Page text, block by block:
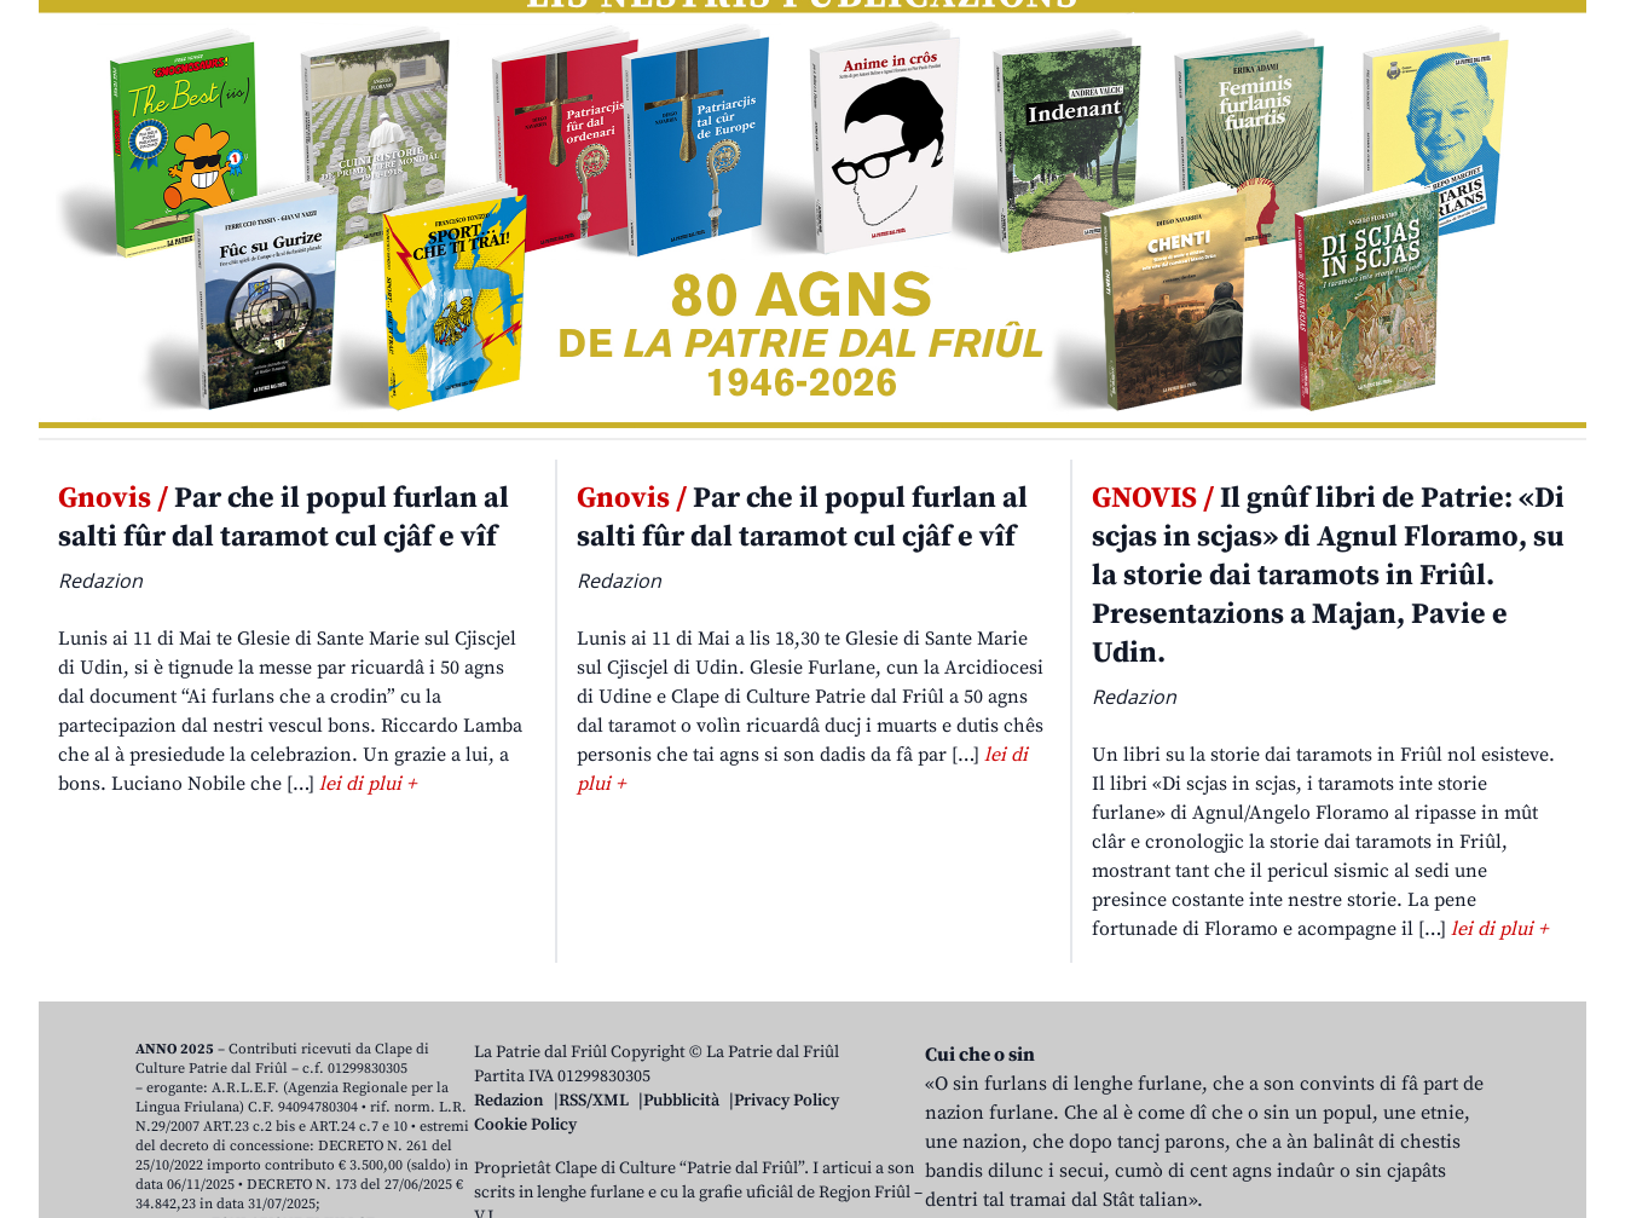
Gnovis /Par che il popul furlan al
salti fûr dal taramot cul cjâf e vîf
Redazion
Lunis ai 11 di Mai te Glesie di Sante Marie sul Cjiscjel
di Udin, si è tignude la messe par ricuardâ i 50 agns
dal document “Ai furlans che a crodin” cu la
partecipazion dal nestri vescul bons. Riccardo Lamba
che al à presiedude la celebrazion. Un grazie a lui, a
bons. Luciano Nobile che […] lei di plui +
Gnovis /Par che il popul furlan al
salti fûr dal taramot cul cjâf e vîf
Redazion
Lunis ai 11 di Mai a lis 18,30 te Glesie di Sante Marie
sul Cjiscjel di Udin. Glesie Furlane, cun la Arcidiocesi
di Udine e Clape di Culture Patrie dal Friûl a 50 agns
dal taramot o volìn ricuardâ ducj i muarts e dutis chês
personis che tai agns si son dadis da fâ par […] lei di
plui +
GNOVIS /Il gnûf libri de Patrie: «Di
scjas in scjas» di Agnul Floramo, su
la storie dai taramots in Friûl.
Presentazions a Majan, Pavie e
Udin.
Redazion
Un libri su la storie dai taramots in Friûl nol esisteve.
Il libri «Di scjas in scjas, i taramots inte storie
furlane» di Agnul/Angelo Floramo al ripasse in mût
clâr e cronologjic la storie dai taramots in Friûl,
mostrant tant che il pericul sismic al sedi une
presince costante inte nestre storie. La pene
fortunade di Floramo e acompagne il […]lei di plui +
La Patrie dal Friûl Copyright © La Patrie dal Friûl
Partita IVA 01299830305
Redazion
RSS/XML Pubblicità
Privacy Policy
Cookie Policy
Proprietât Clape di Culture “Patrie dal Friûl”. I articui a son
scrits in lenghe furlane e cu la grafie uficiâl de Regjon Friûl –
Cui che o sin
«O sin furlans di lenghe furlane, che a son convints di fâ part de
nazion furlane. Che al è come dî che o sin un popul, une etnie,
une nazion, che dopo tancj parons, che a àn balinât di chestis
bandis dilunc i secui, cumò di cent agns indaûr o sin cjapâts
dentri tal tramai dal Stât talian».
ANNO 2025 – Contributi ricevuti da Clape di
Culture Patrie dal Friûl – c.f. 01299830305
– erogante: A.R.L.E.F. (Agenzia Regionale per la
Lingua Friulana) C.F. 94094780304 • rif. norm. L.R.
N.29/2007 ART.23 c.2 bis e ART.24 c.7 e 10 • estremi
del decreto di concessione: DECRETO N. 261 del
25/10/2022 importo contributo € 3.500,00 (saldo) in
data 06/11/2025 • DECRETO N. 173 del 27/06/2025 €
34.842,23 in data 31/07/2025;